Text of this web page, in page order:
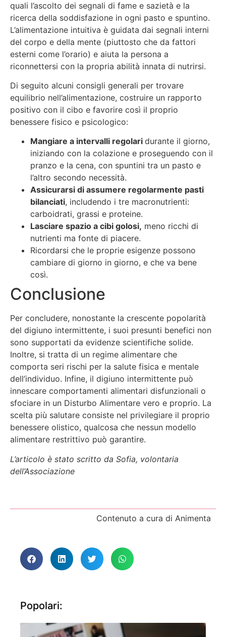
quali l’ascolto dei segnali di fame e sazietà e la
ricerca della soddisfazione in ogni pasto e spuntino.
L’alimentazione intuitiva è guidata dai segnali interni
del corpo e della mente (piuttosto che da fattori
esterni come l’orario) e aiuta la persona a
riconnettersi con la propria abilità innata di nutrirsi.
Di seguito alcuni consigli generali per trovare
equilibrio nell’alimentazione, costruire un rapporto
positivo con il cibo e favorire così il proprio
benessere fisico e psicologico:
Mangiare a intervalli regolari durante il giorno,
iniziando con la colazione e proseguendo con il
pranzo e la cena, con spuntini tra un pasto e
l’altro secondo necessità.
Assicurarsi di assumere regolarmente pasti
bilanciati, includendo i tre macronutrienti:
carboidrati, grassi e proteine.
Lasciare spazio a cibi golosi, meno ricchi di
nutrienti ma fonte di piacere.
Ricordarsi che le proprie esigenze possono
cambiare di giorno in giorno, e che va bene
così.
Conclusione
Per concludere, nonostante la crescente popolarità
del digiuno intermittente, i suoi presunti benefici non
sono supportati da evidenze scientifiche solide.
Inoltre, si tratta di un regime alimentare che
comporta seri rischi per la salute fisica e mentale
dell’individuo. Infine, il digiuno intermittente può
innescare comportamenti alimentari disfunzionali o
sfociare in un Disturbo Alimentare vero e proprio. La
scelta più salutare consiste nel privilegiare il proprio
benessere olistico, qualcosa che nessun modello
alimentare restrittivo può garantire.
L’articolo è stato scritto da Sofia, volontaria
dell’Associazione
Contenuto a cura di Animenta
Popolari: